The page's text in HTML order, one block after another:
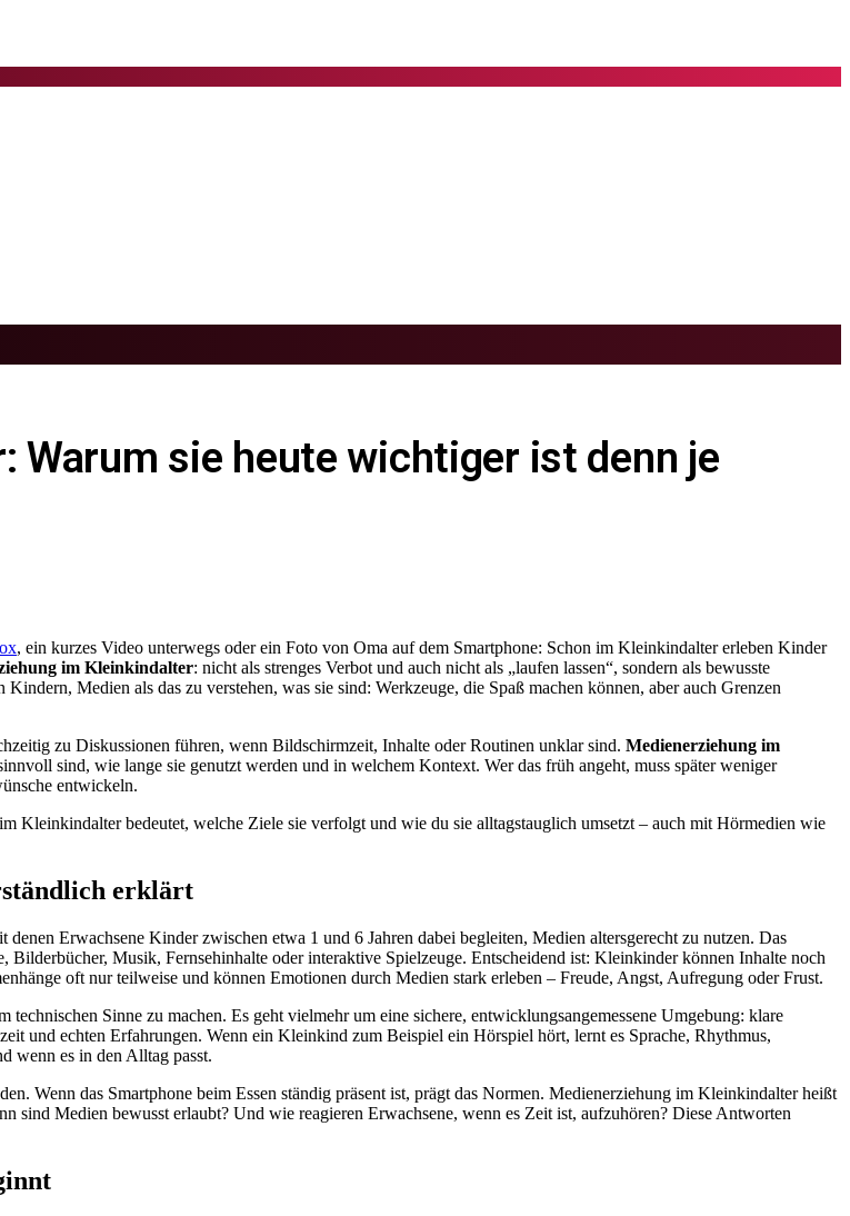
Warum sie heute wichtiger ist denn je
, ein kurzes Video unterwegs oder ein Foto von Oma auf dem Smartphone: Schon im Kleinkindalter erleben Kinder
im Kleinkindalter: nicht als strenges Verbot und auch nicht als „laufen lassen“, sondern als bewusste
Medien als das zu verstehen, was sie sind: Werkzeuge, die Spaß machen können, aber auch Grenzen
zu Diskussionen führen, wenn Bildschirmzeit, Inhalte oder Routinen unklar sind. Medienerziehung im
sind, wie lange sie genutzt werden und in welchem Kontext. Wer das früh angeht, muss später weniger
entwickeln.
Kleinkindalter bedeutet, welche Ziele sie verfolgt und wie du sie alltagstauglich umsetzt – auch mit Hörmedien wie
erklärt
Erwachsene Kinder zwischen etwa 1 und 6 Jahren dabei begleiten, Medien altersgerecht zu nutzen. Das
Musik, Fernsehinhalte oder interaktive Spielzeuge. Entscheidend ist: Kleinkinder können Inhalte noch
oft nur teilweise und können Emotionen durch Medien stark erleben – Freude, Angst, Aufregung oder Frust.
Sinne zu machen. Es geht vielmehr um eine sichere, entwicklungsangemessene Umgebung: klare
und echten Erfahrungen. Wenn ein Kleinkind zum Beispiel ein Hörspiel hört, lernt es Sprache, Rhythmus,
wenn es in den Alltag passt.
Wenn das Smartphone beim Essen ständig präsent ist, prägt das Normen. Medienerziehung im Kleinkindalter heißt
sind Medien bewusst erlaubt? Und wie reagieren Erwachsene, wenn es Zeit ist, aufzuhören? Diese Antworten